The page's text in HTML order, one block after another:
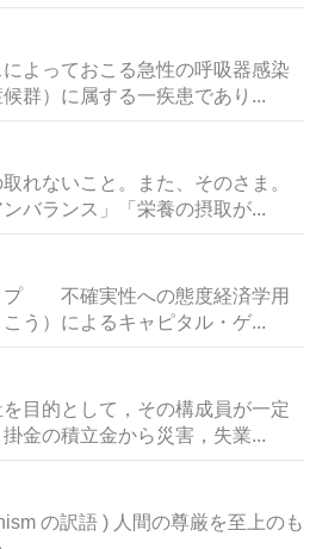
よっておこる急性の呼吸器感染
群）に属する一疾患であり...
れないこと。また、そのさま。
バランス」「栄養の摂取が...
不確実性への態度経済学用
う）によるキャピタル・ゲ...
目的として，その構成員が一定
金の積立金から災害，失業...
の訳語 ) 人間の尊厳を至上のも